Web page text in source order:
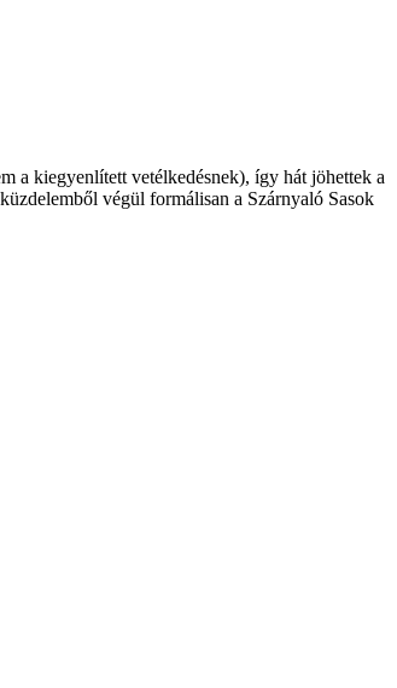
a kiegyenlített vetélkedésnek), így hát jöhettek a
végül formálisan a Szárnyaló Sasok